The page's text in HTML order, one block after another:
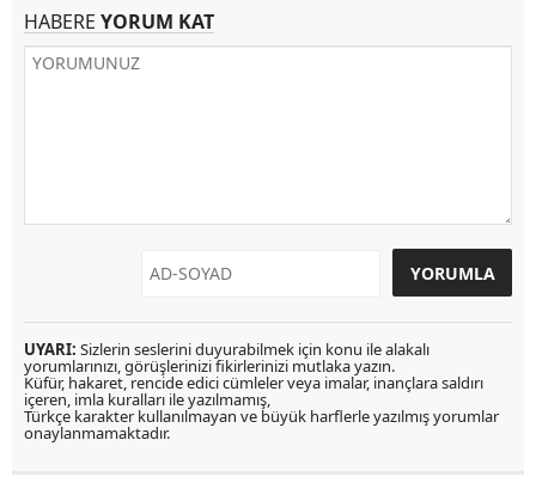
HABERE YORUM KAT
UYARI: Sizlerin seslerini duyurabilmek için konu ile alakalı
yorumlarınızı, görüşlerinizi fikirlerinizi mutlaka yazın.
Küfür, hakaret, rencide edici cümleler veya imalar, inançlara saldırı
içeren, imla kuralları ile yazılmamış,
Türkçe karakter kullanılmayan ve büyük harflerle yazılmış yorumlar
onaylanmamaktadır.